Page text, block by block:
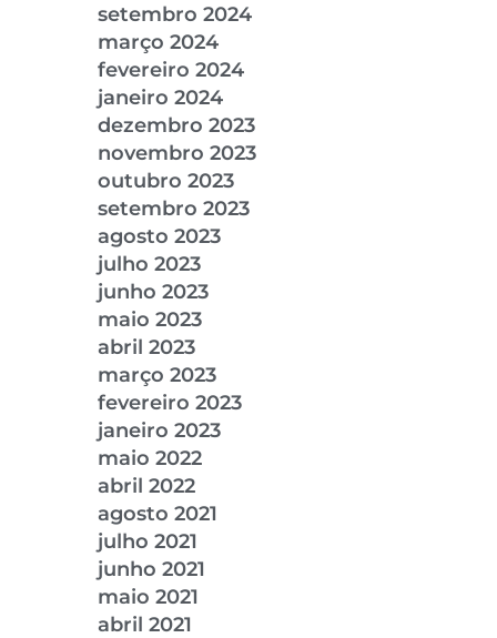
setembro 2024
março 2024
fevereiro 2024
janeiro 2024
dezembro 2023
novembro 2023
outubro 2023
setembro 2023
agosto 2023
julho 2023
junho 2023
maio 2023
abril 2023
março 2023
fevereiro 2023
janeiro 2023
maio 2022
abril 2022
agosto 2021
julho 2021
junho 2021
maio 2021
abril 2021